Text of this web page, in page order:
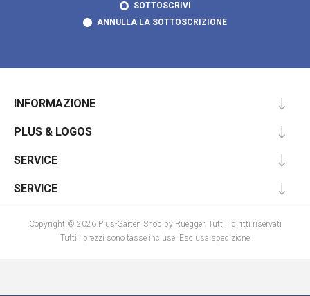
SOTTOSCRIVI
ANNULLA LA SOTTOSCRIZIONE
INFORMAZIONE
PLUS & LOGOS
SERVICE
SERVICE
Copyright © 2026 Plus-Garten Shop by Rüegger. Tutti i diritti riservati
Tutti i prezzi sono tasse incluse. Esclusa spedizione